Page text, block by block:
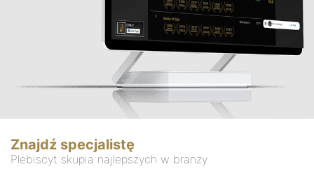
Znajdź specjalistę
Plebiscyt skupia najlepszych w branży